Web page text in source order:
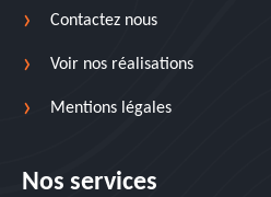
Contactez nous
Voir nos réalisations
Mentions légales
Nos services